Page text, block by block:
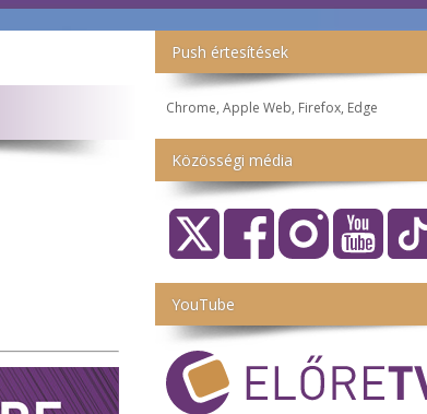
Push értesítések
Chrome, Apple Web, Firefox, Edge
Közösségi média
YouTube